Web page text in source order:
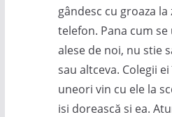
gândesc cu groaza
telefon. Pana cum
alese de noi, nu stie
sau altceva. Colegii
uneori vin cu ele la
isi dorească si ea.